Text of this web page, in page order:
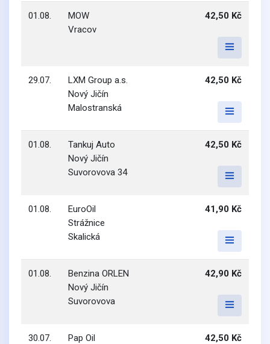
01.08.
MOW
Vracov
42,50 Kč
29.07.
LXM Group a.s.
Nový Jičín
Malostranská
42,50 Kč
01.08.
Tankuj Auto
Nový Jičín
Suvorovova 34
42,50 Kč
01.08.
EuroOil
Strážnice
Skalická
41,90 Kč
01.08.
Benzina ORLEN
Nový Jičín
Suvorovova
42,90 Kč
30.07.
Pap Oil
42,50 Kč